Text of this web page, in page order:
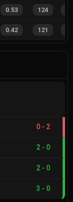
0.53 124
0.42 121
0 - 2
2 - 0
2 - 0
3 - 0